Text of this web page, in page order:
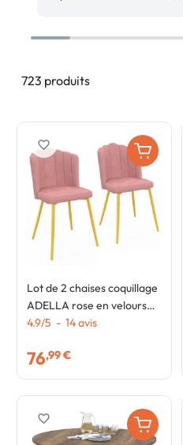
723 produits
Lot de 2 chaises coquillage
ADELLA rose en velours
pieds dorés
4.9/5 - 14avis
76,99 €
favorite_border
favorite_border